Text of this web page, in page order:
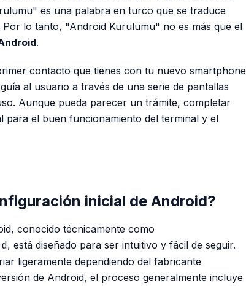
es una palabra en turco que se traduce
lo tanto, "Android Kurulumu" no es más que el
.
contacto que tienes con tu nuevo smartphone
al usuario a través de una serie de pantallas
Aunque pueda parecer un trámite, completar
el buen funcionamiento del terminal y el
inicial de Android?
conocido técnicamente como
, está diseñado para ser intuitivo y fácil de seguir.
ligeramente dependiendo del fabricante
de Android, el proceso generalmente incluye